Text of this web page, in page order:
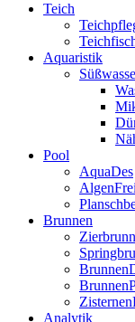
Teich
Aquaristik
Pool
AquaDes
AlgenFrei
Brunnen
Analytik